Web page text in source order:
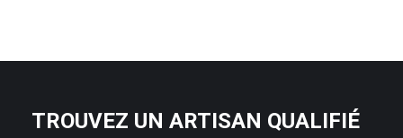
TROUVEZ UN ARTISAN QUALIFIÉ